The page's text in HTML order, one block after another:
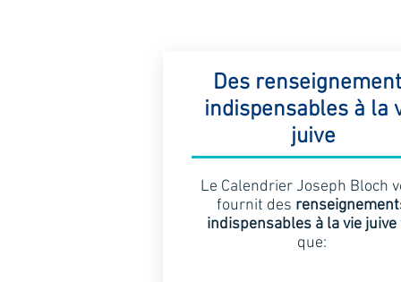
Des
indispensables à la
juive
Le Calendrier Joseph Bloch
fournit des
indispensables à la vie juive
que: